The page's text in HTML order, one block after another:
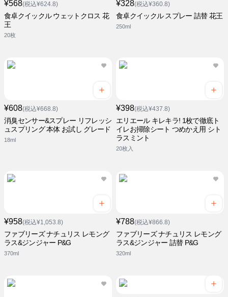
¥568(税込¥624.8)
食卓クイックル ウェットクロス 花
王
20枚
¥328(税込¥360.8)
食卓クイックル スプレー 詰替 花王
250ml
¥608(税込¥668.8)
消臭センサー&スプレー リフレッシ
ュスプリング 本体 お試し グレード
18ml
¥398(税込¥437.8)
エリエール キレキラ! 1枚で徹底ト
イレお掃除シート つめかえ用 シト
ラスミント
20枚入
¥958(税込¥1,053.8)
ファブリーズ ナチュリス レモング
ラス&ジンジャー P&G
370ml
¥788(税込¥866.8)
ファブリーズ ナチュリス レモング
ラス&ジンジャー 詰替 P&G
320ml